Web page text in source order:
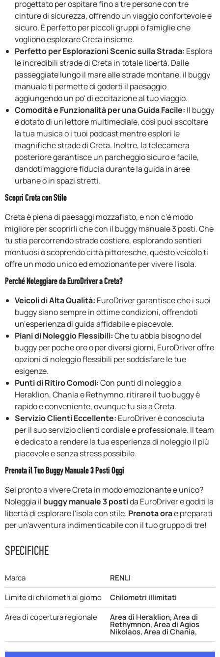
progettato per ospitare fino a tre persone con tre
cinture di sicurezza, offrendo un viaggio confortevole e
sicuro. È perfetto per piccoli gruppi o famiglie che
vogliono esplorare Creta insieme.
Perfetto per Esplorazioni Scenic sulla Strada: Esplora
le incredibili strade di Creta in totale libertà. Dalle
passeggiate lungo il mare alle strade montane, il buggy
manuale ti permette di goderti il paesaggio
aggiungendo un po' di eccitazione al tuo viaggio.
Comodità e Funzionalità per una Guida Facile: Il buggy
è dotato di un lettore multimediale, così puoi ascoltare
la tua musica o i tuoi podcast mentre esplori le
magnifiche strade di Creta. Inoltre, la telecamera
posteriore garantisce un parcheggio sicuro e facile,
dandoti maggiore fiducia durante la guida in aree
urbane o in spazi stretti.
Scopri Creta con Stile
Creta è piena di paesaggi mozzafiato, e non c'è modo
migliore per scoprirli che con il buggy manuale 3 posti. Che
tu stia percorrendo strade costiere, esplorando sentieri
montuosi o scoprendo città pittoresche, questo veicolo ti
offre un modo unico ed emozionante per vivere l'isola.
Perché Noleggiare da EuroDriver a Creta?
Veicoli di Alta Qualità: EuroDriver garantisce che i suoi
buggy siano sempre in ottime condizioni, offrendoti
un'esperienza di guida affidabile e piacevole.
Piani di Noleggio Flessibili:Che tu abbia bisogno del
buggy per poche ore o per diversi giorni, EuroDriver offre
opzioni di noleggio flessibili per soddisfare le tue
esigenze.
Punti di Ritiro Comodi:Con punti di noleggio a
Heraklion, Chania e Rethymno, ritirare il tuo buggy è
rapido e conveniente, ovunque tu sia a Creta.
Servizio Clienti Eccellente: EuroDriver è conosciuta
per il suo servizio clienti cordiale e professionale. Il team
è dedicato a rendere la tua esperienza di noleggio il più
piacevole e senza stress possibile.
Prenota il Tuo Buggy Manuale 3 Posti Oggi
Sei pronto a vivere Creta in modo emozionante e unico?
Noleggia il buggy manuale 3 postida EuroDriver e goditi la
libertà di esplorare l'isola con stile. Prenota orae preparati
per un'avventura indimenticabile con il tuo gruppo di tre!
SPECIFICHE
Marca
RENLI
Limite di chilometri al giorno
Chilometri illimitati
Area di copertura regionale
Area di Heraklion, Area di
Rethymnon, Area di Agios
Nikolaos, Area di Chania,